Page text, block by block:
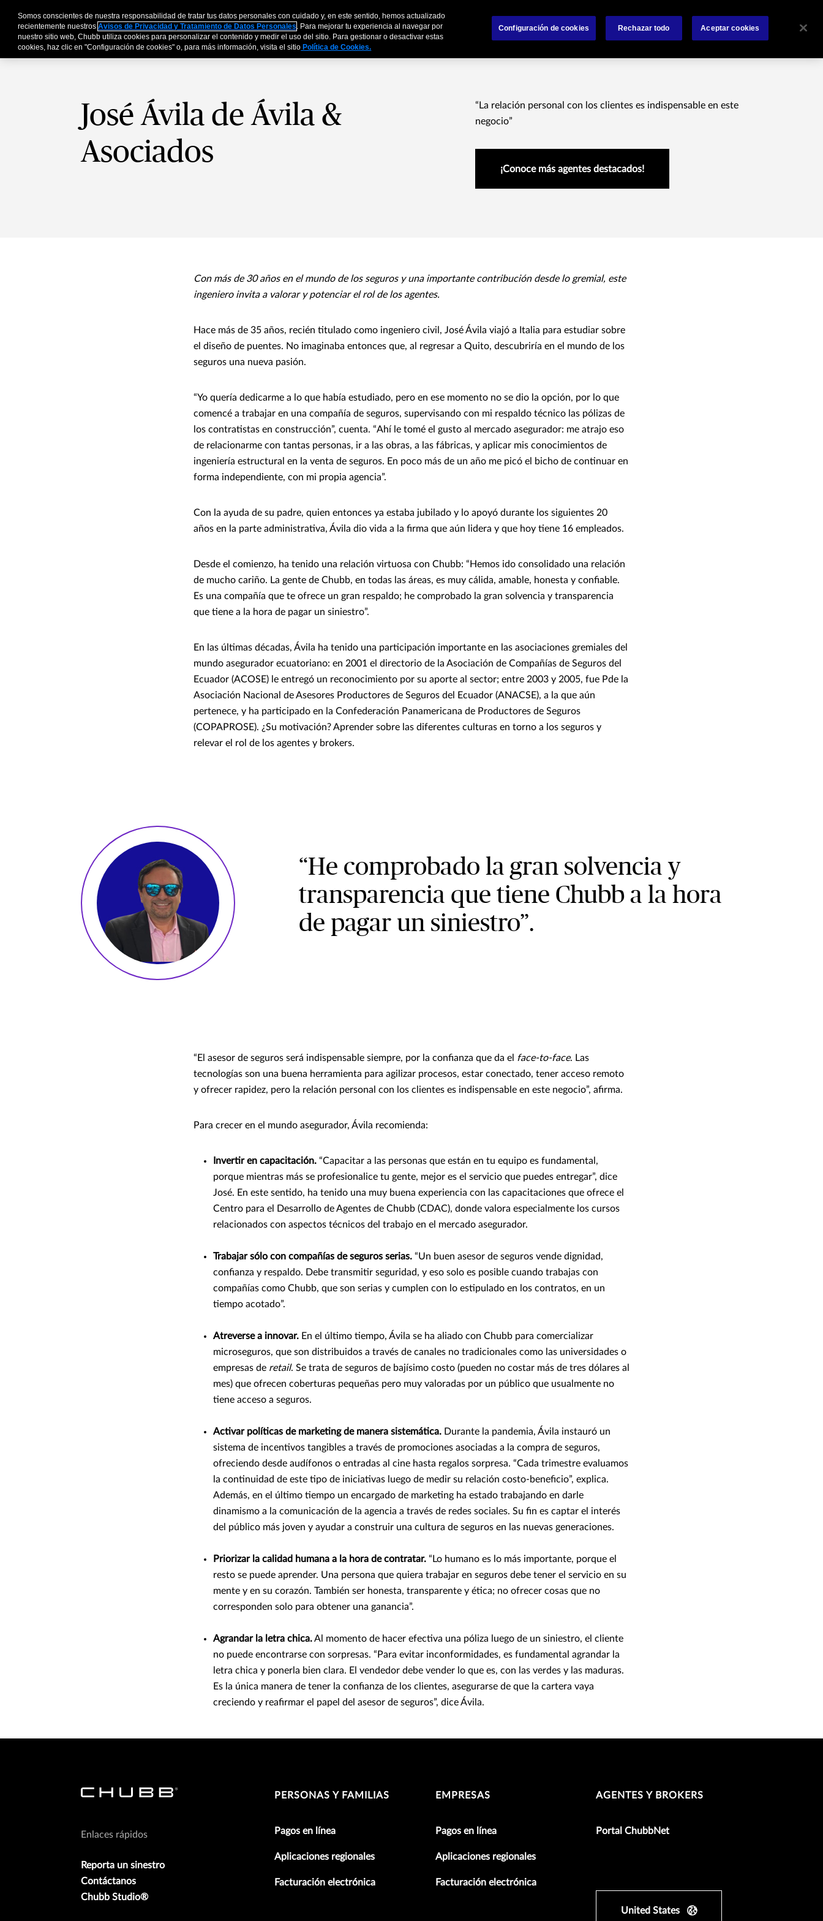
Personas y FamiliasEmpresas Agentes y Brokers Sobre nosotros
José Ávila de Ávila &
Asociados
“La relación personal con los clientes es indispensable en este
negocio”
¡Conoce más agentes destacados!
Con más de 30 años en el mundo de los seguros y una importante contribución desde lo gremial, este
ingeniero invita a valorar y potenciar el rol de los agentes.
Hace más de 35 años, recién titulado como ingeniero civil, José Ávila viajó a Italia para estudiar sobre
el diseño de puentes. No imaginaba entonces que, al regresar a Quito, descubriría en el mundo de los
seguros una nueva pasión.
“Yo quería dedicarme a lo que había estudiado, pero en ese momento no se dio la opción, por lo que
comencé a trabajar en una compañía de seguros, supervisando con mi respaldo técnico las pólizas de
los contratistas en construcción”, cuenta. “Ahí le tomé el gusto al mercado asegurador: me atrajo eso
de relacionarme con tantas personas, ir a las obras, a las fábricas, y aplicar mis conocimientos de
ingeniería estructural en la venta de seguros. En poco más de un año me picó el bicho de continuar en
forma independiente, con mi propia agencia”.
Con la ayuda de su padre, quien entonces ya estaba jubilado y lo apoyó durante los siguientes 20
años en la parte administrativa, Ávila dio vida a la firma que aún lidera y que hoy tiene 16 empleados.
Desde el comienzo, ha tenido una relación virtuosa con Chubb: “Hemos ido consolidado una relación
de mucho cariño. La gente de Chubb, en todas las áreas, es muy cálida, amable, honesta y confiable.
Es una compañía que te ofrece un gran respaldo; he comprobado la gran solvencia y transparencia
que tiene a la hora de pagar un siniestro”.
En las últimas décadas, Ávila ha tenido una participación importante en las asociaciones gremiales del
mundo asegurador ecuatoriano: en 2001 el directorio de la Asociación de Compañías de Seguros del
Ecuador (ACOSE) le entregó un reconocimiento por su aporte al sector; entre 2003 y 2005, fue Pde la
Asociación Nacional de Asesores Productores de Seguros del Ecuador (ANACSE), a la que aún
pertenece, y ha participado en la Confederación Panamericana de Productores de Seguros
(COPAPROSE). ¿Su motivación? Aprender sobre las diferentes culturas en torno a los seguros y
relevar el rol de los agentes y brokers.
“He comprobado la gran solvencia y
transparencia que tiene Chubb a la hora
de pagar un siniestro”.
“El asesor de seguros será indispensable siempre, por la confianza que da el face-to-face. Las
tecnologías son una buena herramienta para agilizar procesos, estar conectado, tener acceso remoto
y ofrecer rapidez, pero la relación personal con los clientes es indispensable en este negocio”, afirma.
Para crecer en el mundo asegurador, Ávila recomienda:
Invertir en capacitación. “Capacitar a las personas que están en tu equipo es fundamental,
porque mientras más se profesionalice tu gente, mejor es el servicio que puedes entregar”, dice
José. En este sentido, ha tenido una muy buena experiencia con las capacitaciones que ofrece el
Centro para el Desarrollo de Agentes de Chubb (CDAC), donde valora especialmente los cursos
relacionados con aspectos técnicos del trabajo en el mercado asegurador.
Trabajar sólo con compañías de seguros serias. “Un buen asesor de seguros vende dignidad,
confianza y respaldo. Debe transmitir seguridad, y eso solo es posible cuando trabajas con
compañías como Chubb, que son serias y cumplen con lo estipulado en los contratos, en un
tiempo acotado”.
Atreverse a innovar. En el último tiempo, Ávila se ha aliado con Chubb para comercializar
microseguros, que son distribuidos a través de canales no tradicionales como las universidades o
empresas de retail. Se trata de seguros de bajísimo costo (pueden no costar más de tres dólares al
mes) que ofrecen coberturas pequeñas pero muy valoradas por un público que usualmente no
tiene acceso a seguros.
Activar políticas de marketing de manera sistemática. Durante la pandemia, Ávila instauró un
sistema de incentivos tangibles a través de promociones asociadas a la compra de seguros,
ofreciendo desde audífonos o entradas al cine hasta regalos sorpresa. “Cada trimestre evaluamos
la continuidad de este tipo de iniciativas luego de medir su relación costo-beneficio”, explica.
Además, en el último tiempo un encargado de marketing ha estado trabajando en darle
dinamismo a la comunicación de la agencia a través de redes sociales. Su fin es captar el interés
del público más joven y ayudar a construir una cultura de seguros en las nuevas generaciones.
Priorizar la calidad humana a la hora de contratar. “Lo humano es lo más importante, porque el
resto se puede aprender. Una persona que quiera trabajar en seguros debe tener el servicio en su
mente y en su corazón. También ser honesta, transparente y ética; no ofrecer cosas que no
corresponden solo para obtener una ganancia”.
Agrandar la letra chica.Al momento de hacer efectiva una póliza luego de un siniestro, el cliente
no puede encontrarse con sorpresas. “Para evitar inconformidades, es fundamental agrandar la
letra chica y ponerla bien clara. El vendedor debe vender lo que es, con las verdes y las maduras.
Es la única manera de tener la confianza de los clientes, asegurarse de que la cartera vaya
creciendo y reafirmar el papel del asesor de seguros”, dice Ávila.
Enlaces rápidos
Reporta un sinestro
Contáctanos
Chubb Studio®
PERSONAS Y FAMILIAS
Pagos en línea
Aplicaciones regionales
Facturación electrónica
EMPRESAS
Pagos en línea
Aplicaciones regionales
Facturación electrónica
AGENTES Y BROKERS
Portal ChubbNet
United States
Somos conscientes de nuestra responsabilidad de tratar tus datos personales con cuidado y, en este sentido, hemos actualizado
recientemente nuestrosAvisos de Privacidad y Tratamiento de Datos Personales. Para mejorar tu experiencia al navegar por
nuestro sitio web, Chubb utiliza cookies para personalizar el contenido y medir el uso del sitio. Para gestionar o desactivar estas
cookies, haz clic en "Configuración de cookies" o, para más información, visita el sitio Política de Cookies.
Configuración de cookies Rechazar todo Aceptar cookies